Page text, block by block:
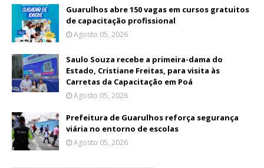
Guarulhos abre 150 vagas em cursos gratuitos
de capacitação profissional
Agosto 05, 2026
Saulo Souza recebe a primeira-dama do
Estado, Cristiane Freitas, para visita às
Carretas da Capacitação em Poá
Agosto 05, 2026
Prefeitura de Guarulhos reforça segurança
viária no entorno de escolas
Agosto 05, 2026